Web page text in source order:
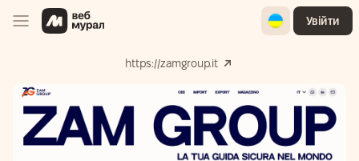
UkrainianУвійти
https://zamgroup.it